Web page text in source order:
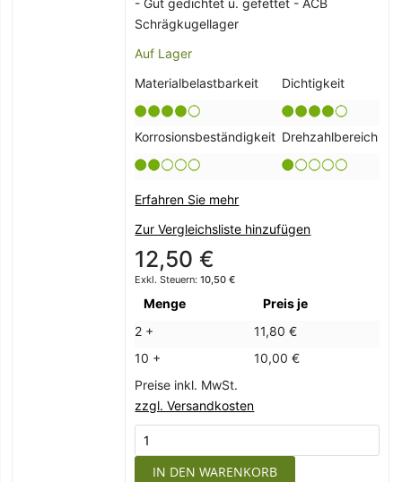
- Gut gedichtet u. gefettet - ACB
Schrägkugellager
Auf Lager
Materialbelastbarkeit
Dichtigkeit
Korrosionsbeständigkeit Drehzahlbereich
Erfahren Sie mehr
Zur Vergleichsliste hinzufügen
12,50 €
10,50 €
Menge
Preis je
2 +
11,80 €
10 +
10,00 €
Preise inkl. MwSt.
zzgl. Versandkosten
IN DEN WARENKORB